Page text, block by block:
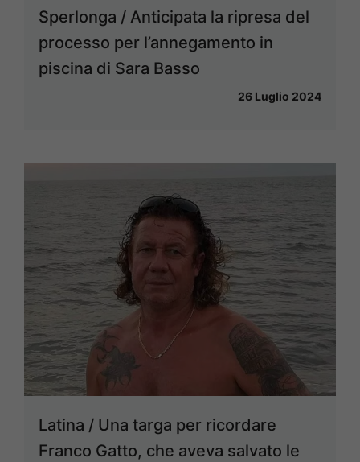
Sperlonga / Anticipata la ripresa del
processo per l’annegamento in
piscina di Sara Basso
26 Luglio 2024
Latina / Una targa per ricordare
Franco Gatto, che aveva salvato le